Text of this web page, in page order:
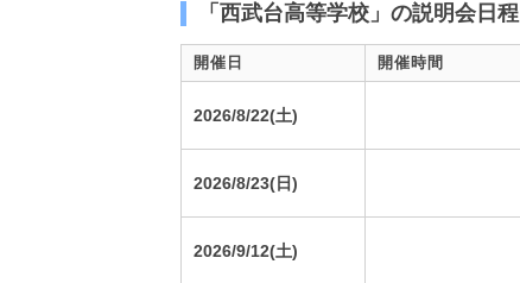
「西武台高等学校」の説明会日
開催日 開催時間
2026/8/22(土)
2026/8/23(日)
2026/9/12(土)